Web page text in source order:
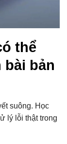
thể
bài bản
suông. Học
lý lỗi thật trong